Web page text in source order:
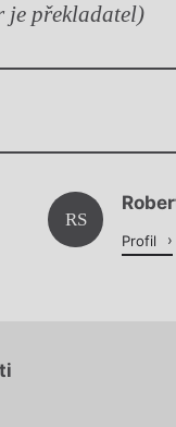
je překladatel)
RS
Profil